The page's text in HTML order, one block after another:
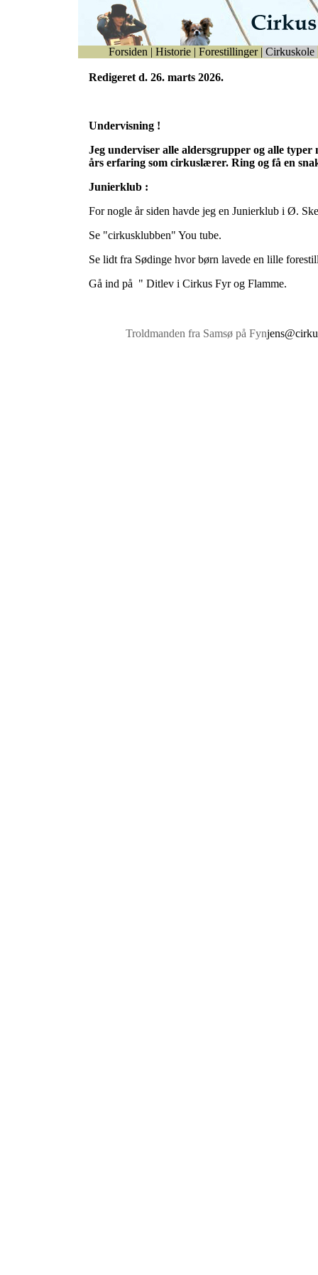
Forsiden | Historie | Forestillinger | Cirkuskole
Redigeret d. 26. marts 2026.
Undervisning !
Jeg underviser alle aldersgrupper og alle typer
års erfaring som cirkuslærer. Ring og få en
Junierklub :
For nogle år siden havde jeg en Junierklub i Ø.
Se "cirkusklubben" You tube.
Se lidt fra Sødinge hvor børn lavede en lille
Gå ind på " Ditlev i Cirkus Fyr og Flamme.
Troldmanden fra Samsø på Fyn